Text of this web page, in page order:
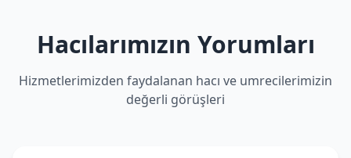
Hacılarımızın Yorumları
Hizmetlerimizden faydalanan hacı ve umrecilerimizin
değerli görüşleri